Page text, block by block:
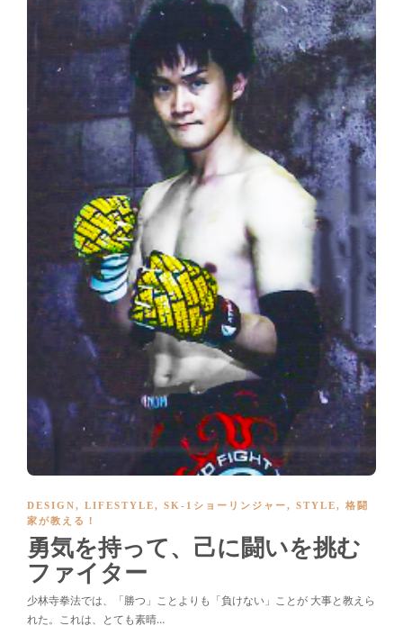
DESIGN, LIFESTYLE, SK-1ショーリンジャー, STYLE, 格闘
家が教える！
勇気を持って、己に闘いを挑む
ファイター
少林寺拳法では、「勝つ」ことよりも「負けない」ことが 大事と教えら
れた。これは、とても素晴…